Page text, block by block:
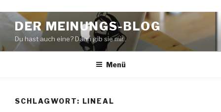
Zum
Inhalt
springen
DER MEINUNGS-BLOG
Du hast auch eine? Dann gib sie mir..
Menü
SCHLAGWORT: LINEAL